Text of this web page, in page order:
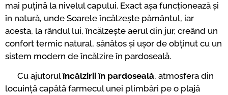
mai puțină la nivelul capului. Exact așa funcționează și
în natură, unde Soarele încălzește pământul, iar
acesta, la rândul lui, încălzește aerul din jur, creând un
confort termic natural, sănătos și ușor de obținut cu un
sistem modern de încălzire în pardoseală.
Cu ajutorulîncălzirii în pardoseală, atmosfera din
locuință capătă farmecul unei plimbări pe o plajă